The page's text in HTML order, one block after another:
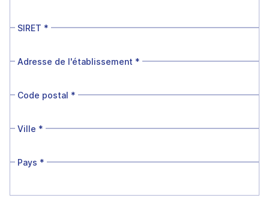
SIRET *
Adresse de l'établissement *
Code postal *
Ville *
Pays *